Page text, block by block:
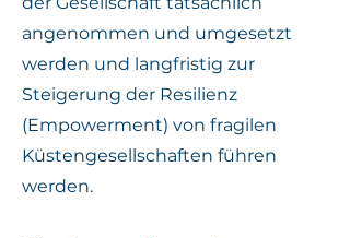
angenommen und umgesetzt
werden und langfristig zur
Steigerung der Resilienz
(Empowerment) von fragilen
Küstengesellschaften führen
werden.